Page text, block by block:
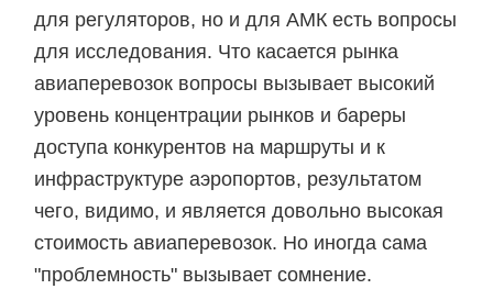
для регуляторов, но и для АМК есть вопросы
для исследования. Что касается рынка
авиаперевозок вопросы вызывает высокий
уровень концентрации рынков и бареры
доступа конкурентов на маршруты и к
инфраструктуре аэропортов, результатом
чего, видимо, и является довольно высокая
стоимость авиаперевозок. Но иногда сама
"проблемность" вызывает сомнение.